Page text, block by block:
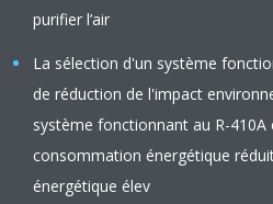
purifier l’air
La sélection d'un système
de réduction de l'impact
système fonctionnant au R-
consommation énergétique
énergétique élev